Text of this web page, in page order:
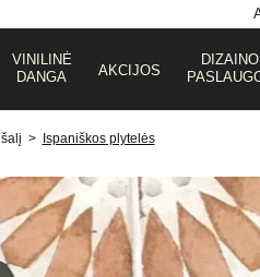
VINILINĖ
DANGA
AKCIJOS
DIZAINO
> Ispaniškos plytelės